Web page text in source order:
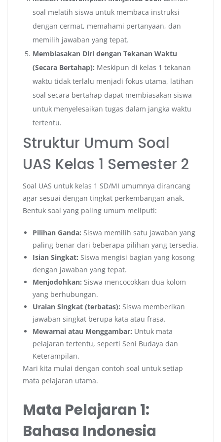
soal melatih siswa untuk membaca instruksi
dengan cermat, memahami pertanyaan, dan
memilih jawaban yang tepat.
Membiasakan Diri dengan Tekanan Waktu
(Secara Bertahap): Meskipun di kelas 1 tekanan
waktu tidak terlalu menjadi fokus utama, latihan
soal secara bertahap dapat membiasakan siswa
untuk menyelesaikan tugas dalam jangka waktu
tertentu.
Struktur Umum Soal
UAS Kelas 1 Semester 2
Soal UAS untuk kelas 1 SD/MI umumnya dirancang
agar sesuai dengan tingkat perkembangan anak.
Bentuk soal yang paling umum meliputi:
Pilihan Ganda: Siswa memilih satu jawaban yang
paling benar dari beberapa pilihan yang tersedia.
Isian Singkat: Siswa mengisi bagian yang kosong
dengan jawaban yang tepat.
Menjodohkan: Siswa mencocokkan dua kolom
yang berhubungan.
Uraian Singkat (terbatas): Siswa memberikan
jawaban singkat berupa kata atau frasa.
Mewarnai atau Menggambar: Untuk mata
pelajaran tertentu, seperti Seni Budaya dan
Keterampilan.
Mari kita mulai dengan contoh soal untuk setiap
mata pelajaran utama.
Mata Pelajaran 1:
Bahasa Indonesia